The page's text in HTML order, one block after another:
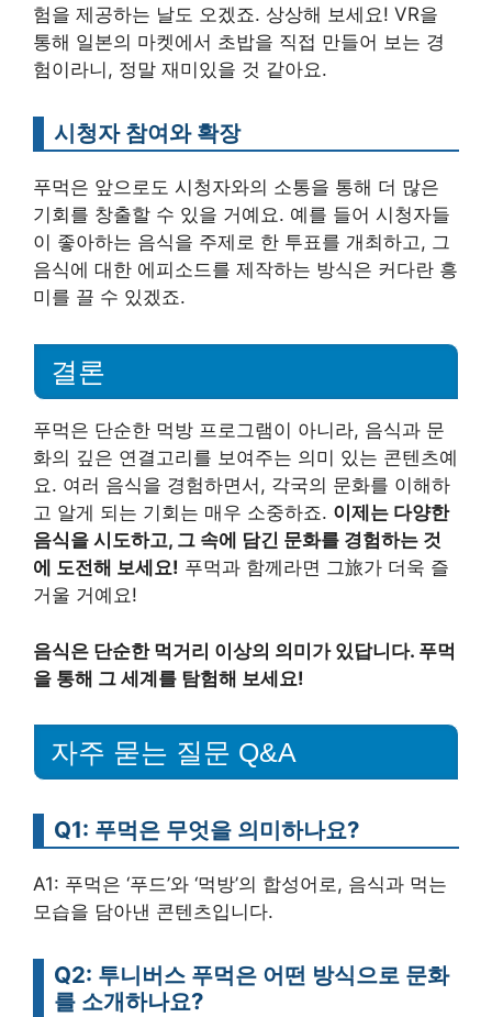
험을 제공하는 날도 오겠죠. 상상해 보세요! VR을
통해 일본의 마켓에서 초밥을 직접 만들어 보는 경
험이라니, 정말 재미있을 것 같아요.
시청자 참여와 확장
푸먹은 앞으로도 시청자와의 소통을 통해 더 많은
기회를 창출할 수 있을 거예요. 예를 들어 시청자들
이 좋아하는 음식을 주제로 한 투표를 개최하고, 그
음식에 대한 에피소드를 제작하는 방식은 커다란 흥
미를 끌 수 있겠죠.
결론
푸먹은 단순한 먹방 프로그램이 아니라, 음식과 문
화의 깊은 연결고리를 보여주는 의미 있는 콘텐츠예
요. 여러 음식을 경험하면서, 각국의 문화를 이해하
고 알게 되는 기회는 매우 소중하죠. 이제는 다양한
음식을 시도하고, 그 속에 담긴 문화를 경험하는 것
에 도전해 보세요! 푸먹과 함께라면 그旅가 더욱 즐
거울 거예요!
음식은 단순한 먹거리 이상의 의미가 있답니다. 푸먹
을 통해 그 세계를 탐험해 보세요!
자주 묻는 질문 Q&A
Q1: 푸먹은 무엇을 의미하나요?
A1: 푸먹은 ‘푸드’와 ‘먹방’의 합성어로, 음식과 먹는
모습을 담아낸 콘텐츠입니다.
Q2: 투니버스 푸먹은 어떤 방식으로 문화
를 소개하나요?